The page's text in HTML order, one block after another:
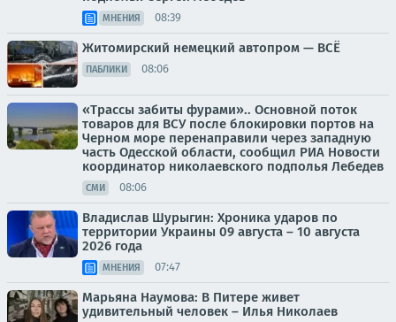
МНЕНИЯ 08:39
Житомирский немецкий автопром — ВСЁ
ПАБЛИКИ 08:06
«Трассы забиты фурами».. Основной поток
товаров для ВСУ после блокировки портов на
Черном море перенаправили через западную
часть Одесской области, сообщил РИА Новости
координатор николаевского подполья Лебедев
СМИ 08:06
Владислав Шурыгин: Хроника ударов по
территории Украины 09 августа – 10 августа
2026 года
МНЕНИЯ 07:47
Марьяна Наумова: В Питере живет
удивительный человек – Илья Николаев